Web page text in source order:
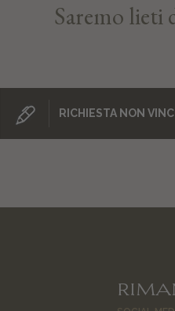
Saremo lieti
RICHIESTA NON